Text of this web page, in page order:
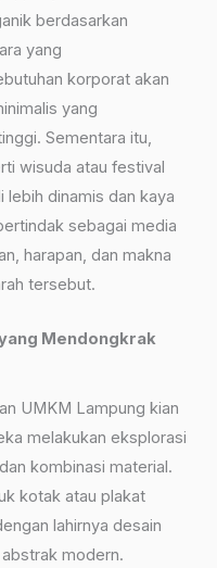
berdasarkan
yang
korporat akan
yang
Sementara itu,
wisuda atau festival
lebih dinamis dan kaya
sebagai media
harapan, dan makna
tersebut.
Mendongkrak
UMKM Lampung kian
melakukan eksplorasi
kombinasi material.
kotak atau plakat
lahirnya desain
modern.